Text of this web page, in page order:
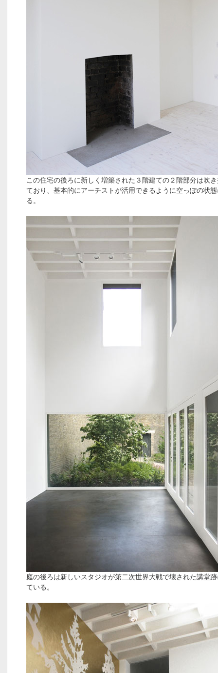
この住宅の後ろに新しく増築された３階建ての２階部分は吹
ており、基本的にアーチストが活用できるように空っぽの状
る。
庭の後ろは新しいスタジオが第二次世界大戦で壊された講堂
ている。